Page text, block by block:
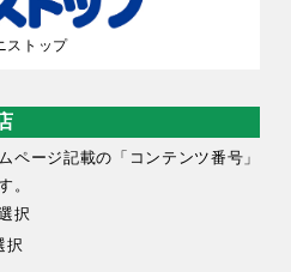
ストップ
ページ記載の「コンテンツ番号」
。
択
択